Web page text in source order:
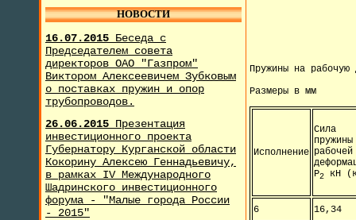
НОВОСТИ
16.07.2015 Беседа с
Председателем совета
директоров ОАО "Газпром"
Виктором Алексеевичем Зубковым
о поставках пружин и опор
трубопроводов.
26.06.2015 Презентация
инвестиционного проекта
Губернатору Курганской области
Кокорину Алексею Геннадьевичу,
в рамках IV Международного
Шадринского инвестиционного
форума - "Малые города России
- 2015"
Пружины на рабочую
Размеры в мм
Исполнение
Сила
рабочей
Р2 кН
6 16,34